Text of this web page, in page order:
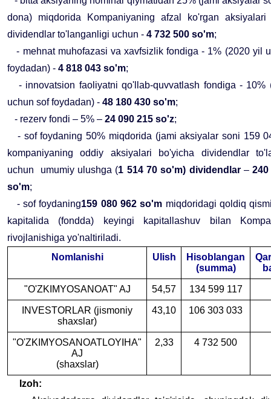
dona) miqdorida Kompaniyaning afzal ko'rgan aksiyalari
dividendlar to'langanligi uchun - 4 732 500 so'm;
- mehnat muhofazasi va xavfsizlik fondiga - 1% (2020 yil
foydadan) - 4 818 043 so'm;
- innovatsion faoliyatni qo'llab-quvvatlash fondiga - 10%
uchun sof foydadan) - 48 180 430 so'm;
- rezerv fondi – 5% – 24 090 215 so'z;
- sof foydaning 50% miqdorida (jami aksiyalar soni 159
kompaniyaning oddiy aksiyalari bo'yicha dividendlar
uchun umumiy ulushga (1 514 70 so'm) dividendlar – 240
so'm;
- sof foydaning159 080 962 so'm miqdoridagi qoldiq
kapitalida (fondda) keyingi kapitallashuv bilan
rivojlanishiga yo'naltiriladi.
Nomlanishi
Ulish
Hisoblangan
(summa)
"O'ZKIMYOSANOAT" AJ 54,57 134 599 117
INVESTORLAR (jismoniy
shaxslar)
43,10 106 303 033
"O'ZKIMYOSANOATLOYIHA"
AJ
(shaxslar)
2,33 4 732 500
Izoh: